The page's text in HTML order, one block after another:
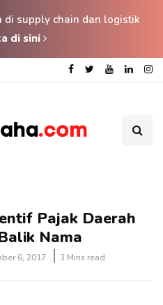
di supply chain dan logistik
di sini
Pajak Daerah
Nama
6, 2017 3 Mins read